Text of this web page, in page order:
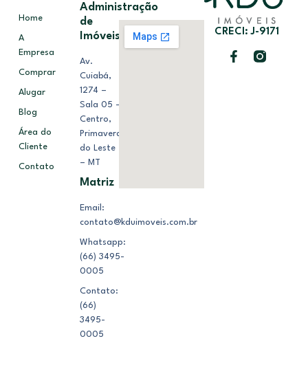
CRECI: J-9171
Home
A
Empresa
Comprar
Alugar
Blog
Área do
Cliente
Contato
Administração
de
Imóveis
Av.
Cuiabá,
1274 –
Sala 05 –
Centro,
Primavera
do Leste
– MT
Matriz
Email:
contato@kduimoveis.com.br
Whatsapp:
(66) 3495-
0005
Contato:
(66)
3495-
0005